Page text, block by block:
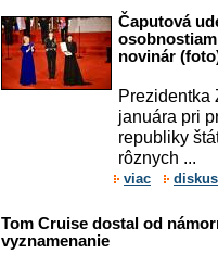
Čaputová
novinár
Prezidentka
januára pri
republiky
rôznych ...
viac
Tom Cruise dostal od
vyznamenanie